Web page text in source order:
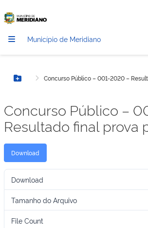
Município de Meridiano
Botão MenuConcurso Público – 001-2020 –
Concurso Público –
Resultado final prova
Download
Download
Tamanho do Arquivo
File Count